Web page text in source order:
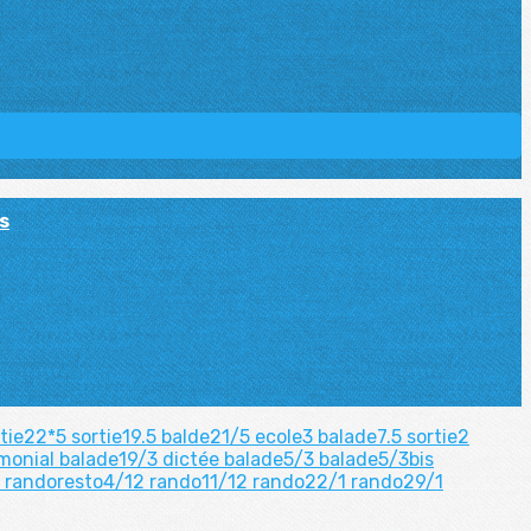
sortie19.5 balde21/5 ecole3 balade7.5 sortie2
balade19/3 dictée balade5/3 balade5/3bis
randoresto4/12 rando11/12 rando22/1 rando29/1